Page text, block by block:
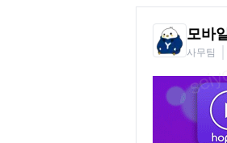
모바
사무팀